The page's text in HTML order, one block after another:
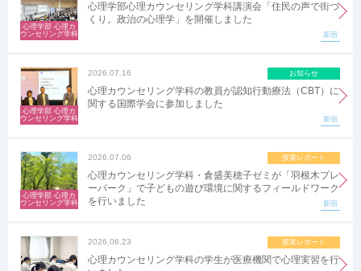
心理学部心理カウンセリング学科講演会「住民の声で街づ
くり。政治の心理学」を開催しました
新宿
心理学部 心理カ
ウンセリング学科
2026.07.16 お知らせ
心理カウンセリング学科の教員が認知行動療法（CBT）に
関する国際学会に参加しました
新宿
心理学部 心理カ
ウンセリング学科
2026.07.06 授業レポート
心理カウンセリング学科・倉盛美穂子ゼミが「羽根木プレ
ーパーク」で子どもの遊び環境に関するフィールドワーク
を行いました
新宿
心理学部 心理カ
ウンセリング学科
2026.06.23 授業レポート
心理カウンセリング学科の学生が医療機関で心理実習を行